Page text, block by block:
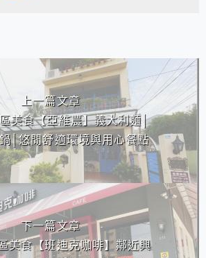
上一篇文章
美食【亞維農】義大利麵│
│悠閒舒適環境與用心餐點
下一篇文章
美食【班迪克咖啡】鄰近興